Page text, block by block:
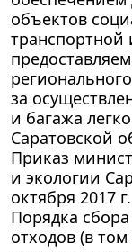
объектов
транспортной
за
и багажа
Саратовской
Приказ
и экологии
октября 2017
Порядка
отходов (в